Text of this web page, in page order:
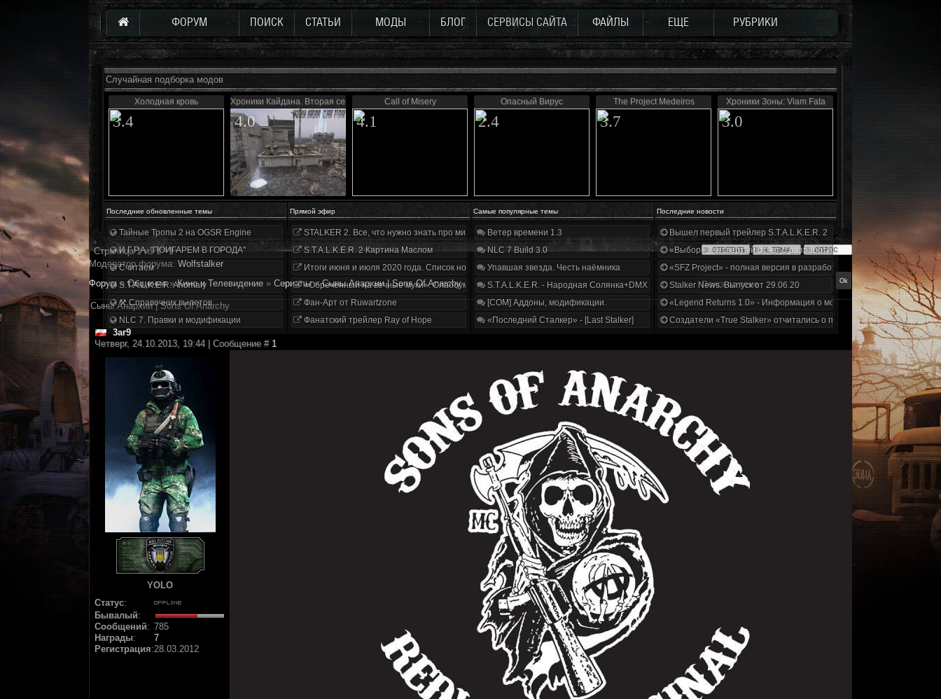
ФОРУМ ПОИСК СТАТЬИ МОДЫ БЛОГ СЕРВИСЫ САЙТА ФАЙЛЫ ЕЩЕ РУБРИКИ
Случайная подборка модов
Холодная кровь
3.4
Хроники Кайдана. Вторая серия
4.0
Call of Misery
4.1
Опасный Вирус
2.4
The Project Medeiros
3.7
Хроники Зоны: Viam Fata
3.0
Последние обновленные темы Прямой эфир Самые популярные темы Последние новости
Тайные Тропы 2 на OGSR Engine
И.Г.Р.А. "ПОИГАРЕМ В ГОРОДА"
Считаем
S.T.A.L.K.E.R. Anomaly
⚒ Справочник вылетов
NLC 7. Правки и модификации
STALKER 2. Все, что нужно знать про мир, геймплей и сюжет | Разбор трейлера
S.T.A.L.K.E.R. 2 Картина Маслом
Итоги июня и июля 2020 года. Список нововведений
«Обречённый на вечные муки». Слабоумие и отвага
Фан-Арт от Ruwartzone
Фанатский трейлер Ray of Hope
Ветер времени 1.3
NLC 7 Build 3.0
Упавшая звезда. Честь наёмника
S.T.A.L.K.E.R. - Народная Солянка+DMX 1.3.5.ООП.МА.К.
[COM] Аддоны, модификации.
«Последний Сталкер» - [Last Stalker]
Вышел первый трейлер S.T.A.L.K.E.R. 2
«Выбор» - четвертый отчет о разработке!
«SFZ Project» - полная версия в разработке!
Stalker News. Выпуск от 29.06.20
«Legend Returns 1.0» - Информация о моде за июнь 2020
Создатели «True Stalker» отчитались о проделанной работе
Страница1из1
1
Модератор форума: Wolfstalker
Форум » Общение » Кино и Телевидение » Сериалы » Сыны Анархии | Sons Of Anarchy
Сыны Анархии | Sons Of Anarchy
3ar9
Четверг, 24.10.2013, 19:44 | Сообщение # 1
YOLO
Статус:
Бывалый:
Сообщений: 785
Награды:
7
Регистрация:28.03.2012